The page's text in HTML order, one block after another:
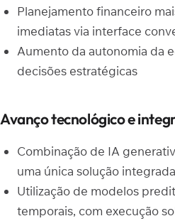
Planejamento financeiro
imediatas via interface
Aumento da autonomia da
decisões estratégicas
Avanço tecnológico e
Combinação de IA
uma única solução integrada
Utilização de modelos
temporais, com execução